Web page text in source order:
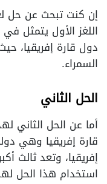
إن كنت تبحث عن حل
اللغز الأول يتمثل
دول قارة إفريقيا،
السمراء.
الحل الثاني
أما عن الحل الثاني
قارة إفريقيا وهي
إفريقيا، وتعد ثالث
استخدام هذا الحل